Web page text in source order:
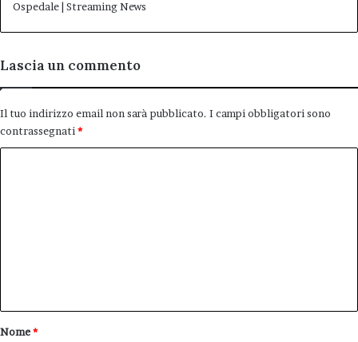
Ospedale | Streaming News
Lascia un commento
Il tuo indirizzo email non sarà pubblicato. I campi obbligatori sono
contrassegnati*
o
Nome*